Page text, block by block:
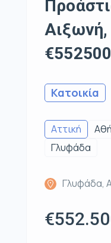
€552500
Κατοικία
Αττική
Γλυφάδα
Γλυφάδα,